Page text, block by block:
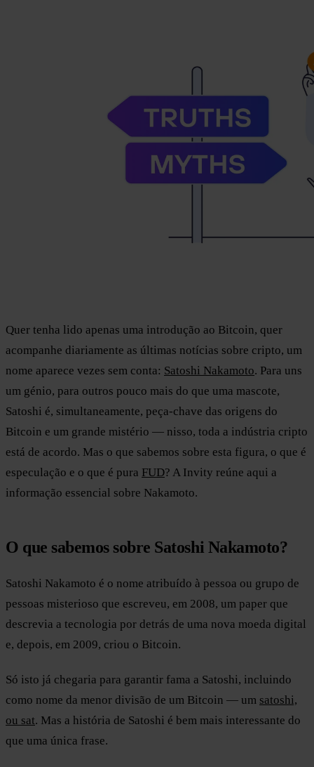
Quer tenha lido apenas uma introdução ao Bitcoin, quer
acompanhe diariamente as últimas notícias sobre cripto, um
nome aparece vezes sem conta: Satoshi Nakamoto. Para uns
um génio, para outros pouco mais do que uma mascote,
Satoshi é, simultaneamente, peça-chave das origens do
Bitcoin e um grande mistério — nisso, toda a indústria cripto
está de acordo. Mas o que sabemos sobre esta figura, o que é
especulação e o que é pura FUD? A Invity reúne aqui a
informação essencial sobre Nakamoto.
O que sabemos sobre Satoshi Nakamoto?
Satoshi Nakamoto é o nome atribuído à pessoa ou grupo de
pessoas misterioso que escreveu, em 2008, um paper que
descrevia a tecnologia por detrás de uma nova moeda digital
e, depois, em 2009, criou o Bitcoin.
Só isto já chegaria para garantir fama a Satoshi, incluindo
como nome da menor divisão de um Bitcoin — um satoshi,
ou sat. Mas a história de Satoshi é bem mais interessante do
que uma única frase.